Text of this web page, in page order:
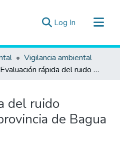
Log In (current)
Vigilancia ambiental
Evaluación rápida del ruido ambiental en la provincia de Bagua y Utcubamba
del ruido
de Bagua